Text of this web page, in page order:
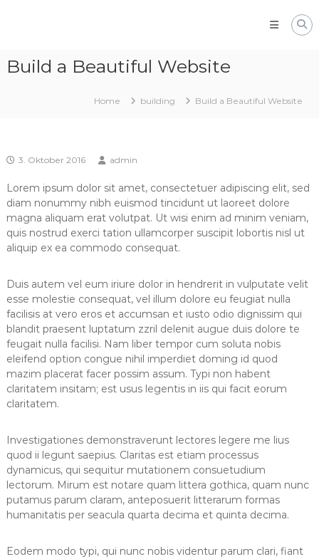
Build a Beautiful Website
Home building Build a Beautiful Website
3. Oktober 2016 admin
Lorem ipsum dolor sit amet, consectetuer adipiscing elit, sed
diam nonummy nibh euismod tincidunt ut laoreet dolore
magna aliquam erat volutpat. Ut wisi enim ad minim veniam,
quis nostrud exerci tation ullamcorper suscipit lobortis nisl ut
aliquip ex ea commodo consequat.
Duis autem vel eum iriure dolor in hendrerit in vulputate velit
esse molestie consequat, vel illum dolore eu feugiat nulla
facilisis at vero eros et accumsan et iusto odio dignissim qui
blandit praesent luptatum zzril delenit augue duis dolore te
feugait nulla facilisi. Nam liber tempor cum soluta nobis
eleifend option congue nihil imperdiet doming id quod
mazim placerat facer possim assum. Typi non habent
claritatem insitam; est usus legentis in iis qui facit eorum
claritatem.
Investigationes demonstraverunt lectores legere me lius
quod ii legunt saepius. Claritas est etiam processus
dynamicus, qui sequitur mutationem consuetudium
lectorum. Mirum est notare quam littera gothica, quam nunc
putamus parum claram, anteposuerit litterarum formas
humanitatis per seacula quarta decima et quinta decima.
Eodem modo typi, qui nunc nobis videntur parum clari, fiant